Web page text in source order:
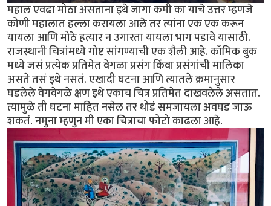
महाल एवढा मोठा असताना इथे जागा कमी का याचे उत्तर म्हणजे
कोणी महालात हल्ला करायला आले तर त्यांना एक एक करून
यायला आणि मोठे हत्यार न उगारता यायला भाग पडावे यासाठी.
राजस्थानी चित्रांमध्ये गोष्ट सांगण्याची एक शैली आहे. कॉमिक बुक
मध्ये जसं प्रत्येक प्रतिमेत वेगळा प्रसंग किंवा प्रसंगांची मालिका
असते तसं इथे नसतं. एखादी घटना आणि त्यातले क्रमानुसार
घडलेले वेगवेगळे क्षण इथे एकाच चित्र प्रतिमेत दाखवलेले असतात.
त्यामुळे ती घटना माहित नसेल तर थोडं समजायला अवघड जाऊ
शकतं. नमुना म्हणुन मी एका चित्राचा फोटो काढला आहे.